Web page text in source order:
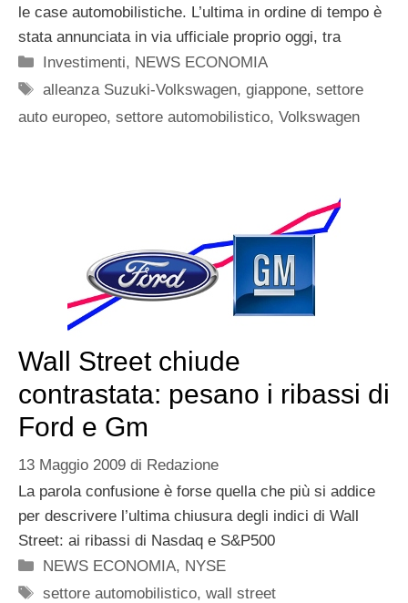
le case automobilistiche. L’ultima in ordine di tempo è
stata annunciata in via ufficiale proprio oggi, tra
Categorie
Investimenti, NEWS ECONOMIA
Tag
alleanza Suzuki-Volkswagen,giappone,settore
auto europeo, settore automobilistico, Volkswagen
Wall Street chiude
contrastata: pesano i ribassi di
Ford e Gm
13 Maggio 2009 di Redazione
La parola confusione è forse quella che più si addice
per descrivere l’ultima chiusura degli indici di Wall
Street: ai ribassi di Nasdaq e S&P500
Categorie
NEWS ECONOMIA, NYSE
Tag
settore automobilistico,wall street